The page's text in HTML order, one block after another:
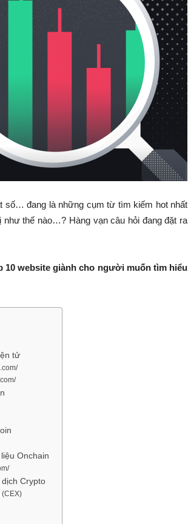
số… đang là những cụm từ tìm kiếm hot nhất
như thế nào…? Hàng vạn câu hỏi đang đặt ra
10 website giành cho người muốn tìm hiểu
tử
Onchain
Crypto
(CEX)